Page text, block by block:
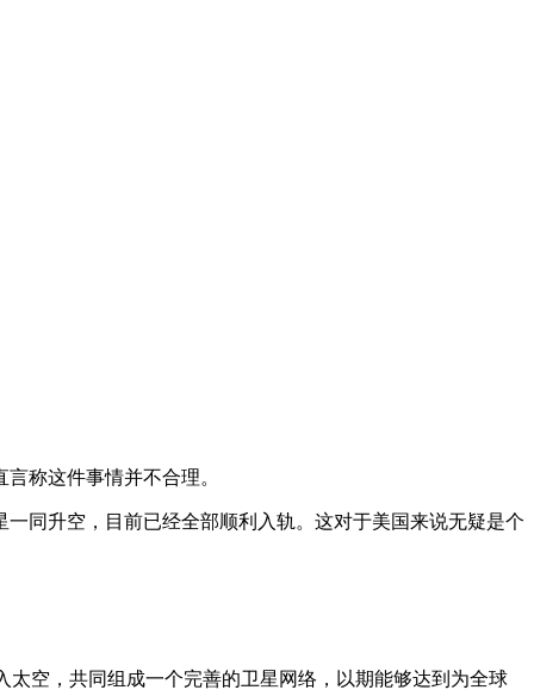
称这件事情并不合理。
同升空，目前已经全部顺利入轨。这对于美国来说无疑是个
空，共同组成一个完善的卫星网络，以期能够达到为全球